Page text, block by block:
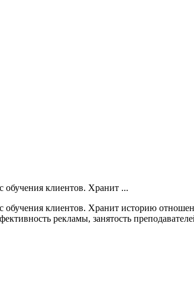
обучения клиентов. Хранит ...
обучения клиентов. Хранит историю
рекламы, занятость